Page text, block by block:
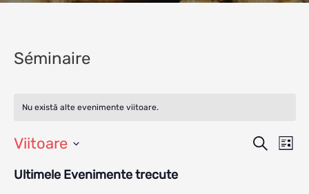
Séminaire
Nu există alte evenimente viitoare.
Caută
Listă
Viitoare
data.
Ultimele Evenimente trecute